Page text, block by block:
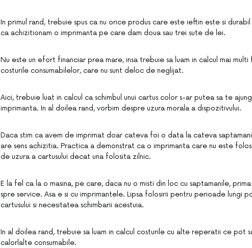
In primul rand, trebuie spus ca nu orice produs care este ieftin este si
ca achizitionam o imprimanta pe care dam doua sau trei sute de lei.
Nu este un efort financiar prea mare, insa trebuie sa luam in calcul mai
costurile consumabilelor, care nu sunt deloc de neglijat.
Aici, trebuie luat in calcul ca schimbul unui cartus color s-ar putea sa te
imprimanta. In al doilea rand, vorbim despre uzura morala a dispozitivului.
Daca stim ca avem de imprimat doar cateva foi o data la cateva saptamani
are sens achizitia. Practica a demonstrat ca o imprimanta care nu este
de uzura a cartusului decat una folosita zilnic.
E la fel ca la o masina, pe care, daca nu o misti din loc cu saptamanile,
spre service. Asa e si cu imprimantele. Lipsa folosirii pentru perioade lungi
cartusului si necesitatea schimbarii acestuia.
In al doilea rand, trebuie sa luam in calcul costurile cu alte reperatii ce pot
calorlalte consumabile.